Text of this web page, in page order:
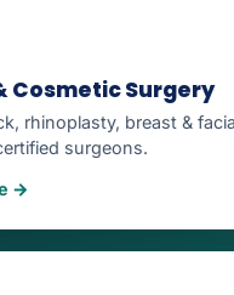
Cosmetic Surgery
rhinoplasty, breast &
surgeons.
→